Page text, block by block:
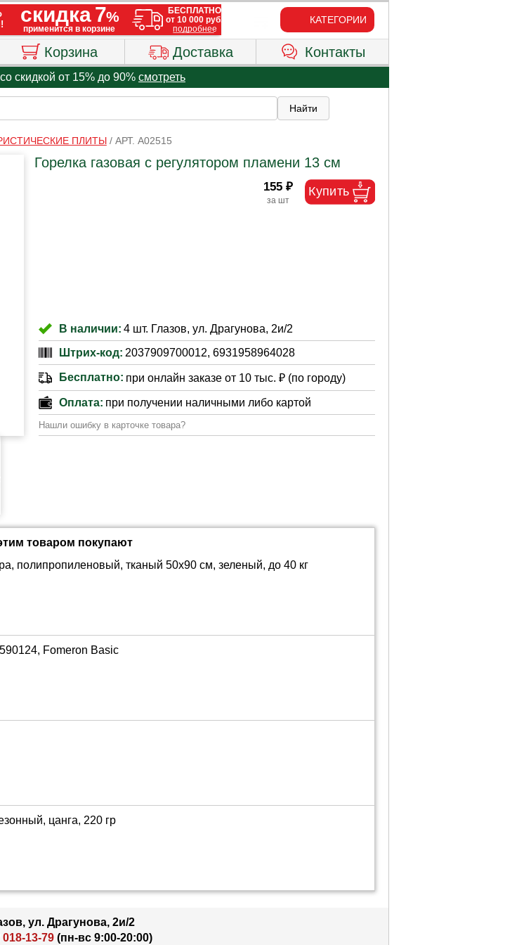
КАТЕГОРИИ
Корзина Доставка Контакты
скидкой от 15% до 90% смотреть
ПЛИТЫ/ АРТ. A02515
Горелка газовая с регулятором пламени 13 см
155 ₽
В наличии: 4 шт. Глазов, ул. Драгунова, 2и/2
Штрих-код: 2037909700012, 6931958964028
Бесплатно: при онлайн заказе от 10 тыс. ₽ (по городу)
Оплата: при получении наличными либо картой
Нашли ошибку в карточке товара?
товаром покупают
полипропиленовый, тканый 50х90 см, зеленый, до 40 кг
Fomeron Basic
цанга, 220 гр
ул. Драгунова, 2и/2
018-13-79 (пн-вс 9:00-20:00)